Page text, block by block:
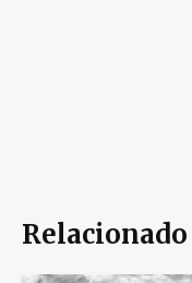
Relacionado